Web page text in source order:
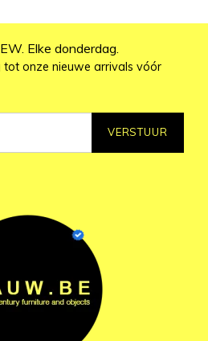
Elke donderdag.
onze nieuwe arrivals vóór
VERSTUUR